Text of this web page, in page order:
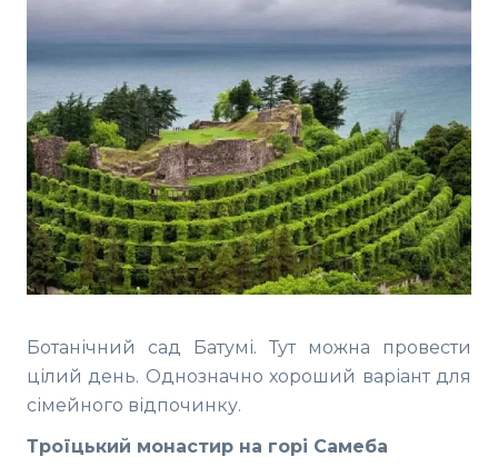
Ботанічний сад Батумі. Тут можна провести
цілий день. Однозначно хороший варіант для
сімейного відпочинку.
Троїцький монастир на горі Самеба